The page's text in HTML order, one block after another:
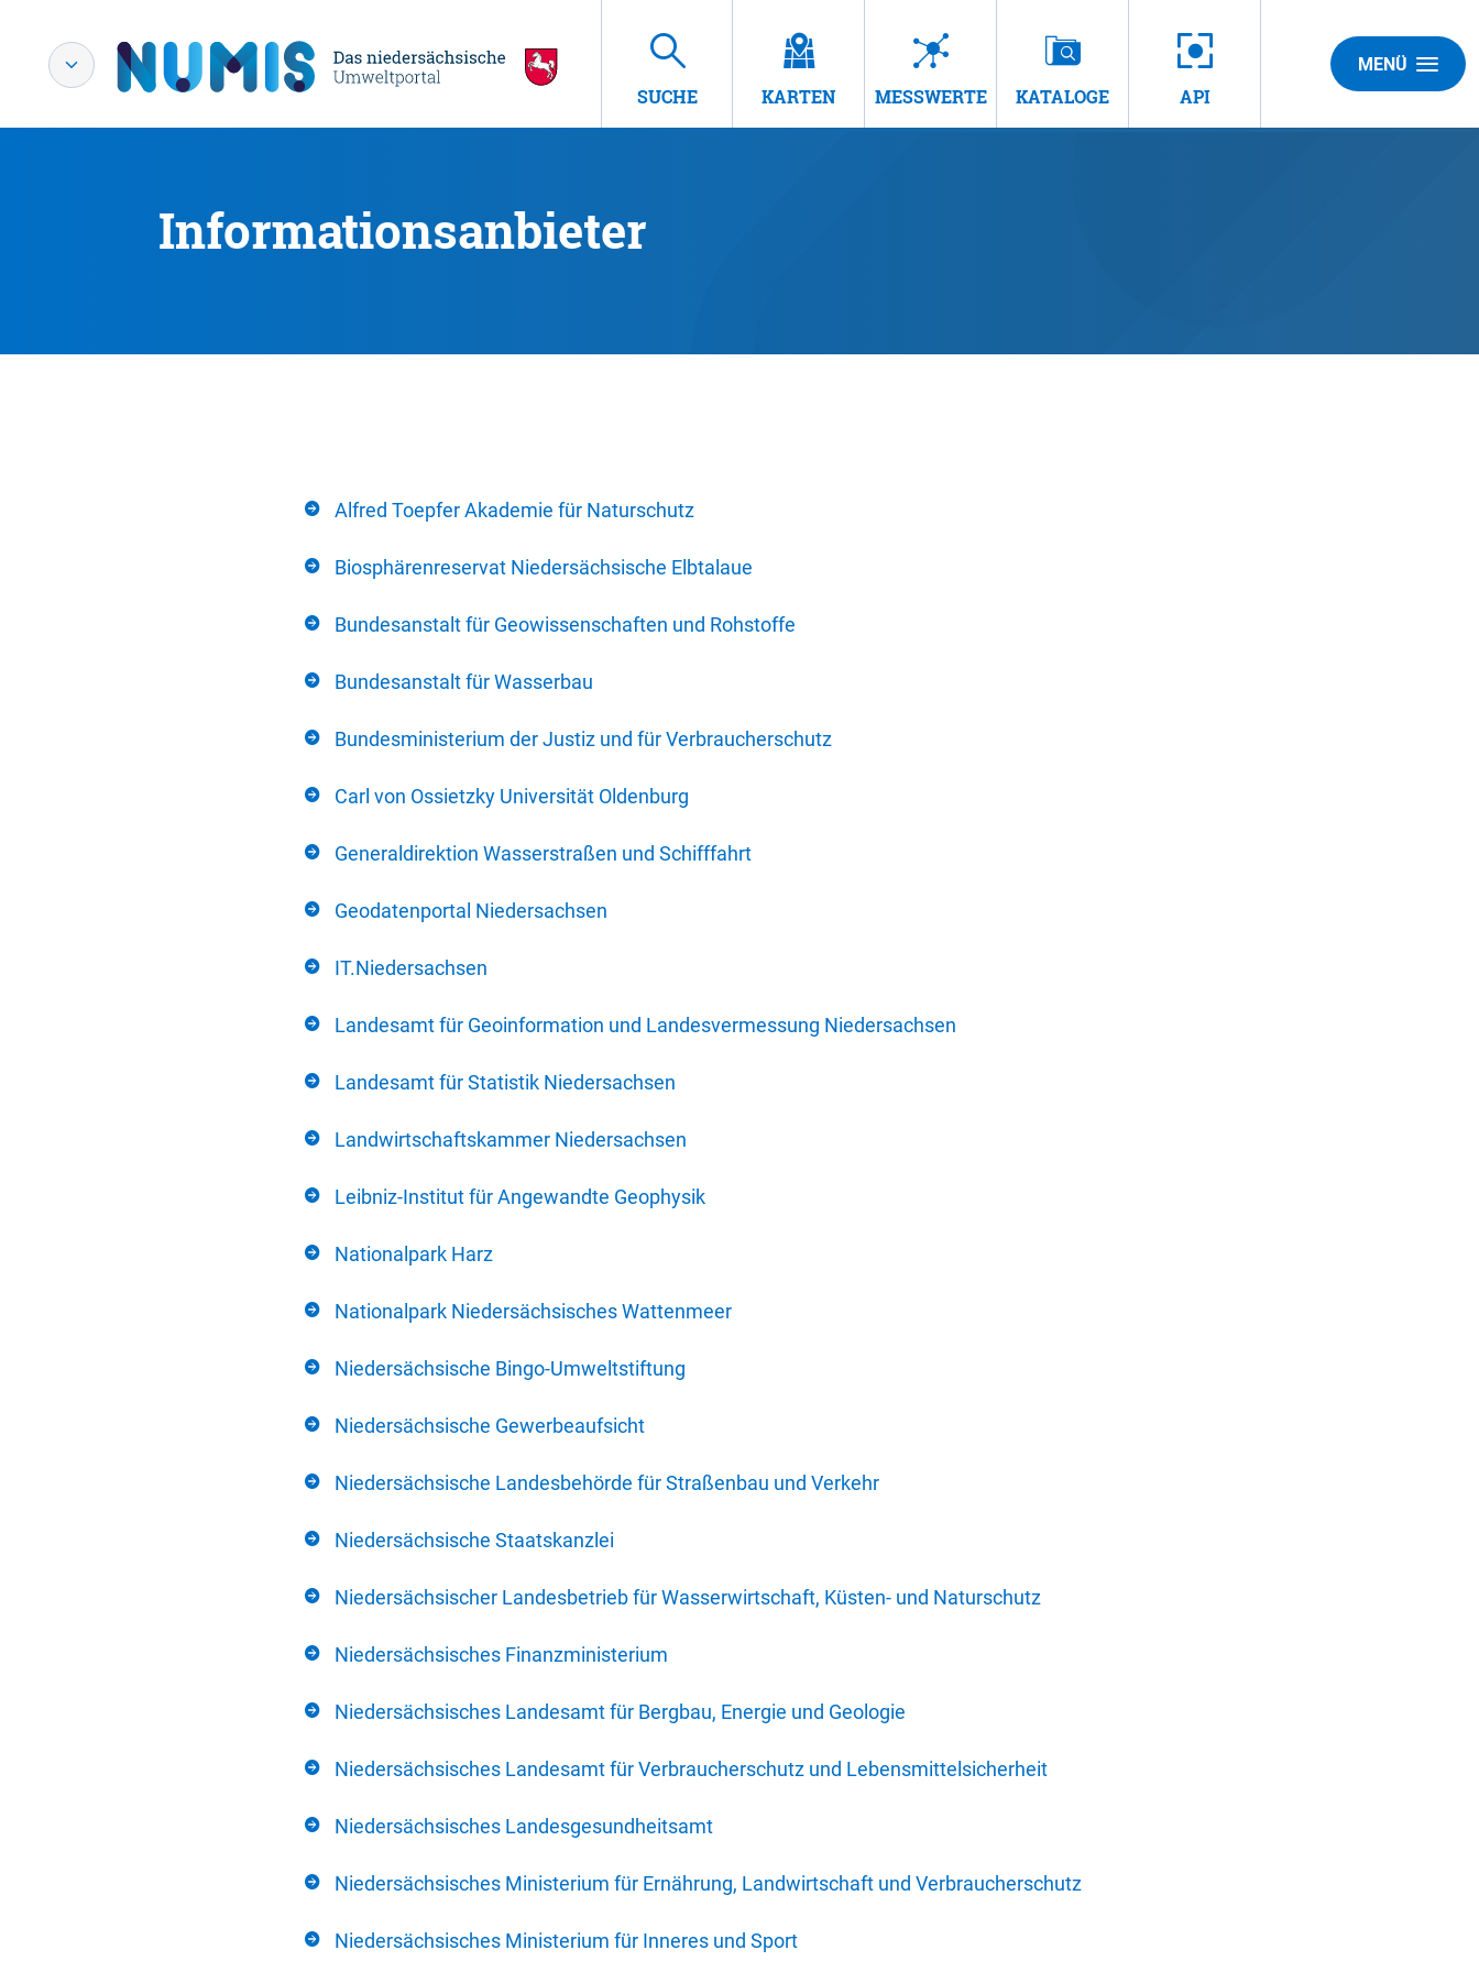
SUCHE KARTEN MESSWERTE KATALOGE API
MENÜ
Informationsanbieter
Alfred Toepfer Akademie für Naturschutz
Biosphärenreservat Niedersächsische Elbtalaue
Bundesanstalt für Geowissenschaften und Rohstoffe
Bundesanstalt für Wasserbau
Bundesministerium der Justiz und für Verbraucherschutz
Carl von Ossietzky Universität Oldenburg
Generaldirektion Wasserstraßen und Schifffahrt
Geodatenportal Niedersachsen
IT.Niedersachsen
Landesamt für Geoinformation und Landesvermessung Niedersachsen
Landesamt für Statistik Niedersachsen
Landwirtschaftskammer Niedersachsen
Leibniz-Institut für Angewandte Geophysik
Nationalpark Harz
Nationalpark Niedersächsisches Wattenmeer
Niedersächsische Bingo-Umweltstiftung
Niedersächsische Gewerbeaufsicht
Niedersächsische Landesbehörde für Straßenbau und Verkehr
Niedersächsische Staatskanzlei
Niedersächsischer Landesbetrieb für Wasserwirtschaft, Küsten- und Naturschutz
Niedersächsisches Finanzministerium
Niedersächsisches Landesamt für Bergbau, Energie und Geologie
Niedersächsisches Landesamt für Verbraucherschutz und Lebensmittelsicherheit
Niedersächsisches Landesgesundheitsamt
Niedersächsisches Ministerium für Ernährung, Landwirtschaft und Verbraucherschutz
Niedersächsisches Ministerium für Inneres und Sport